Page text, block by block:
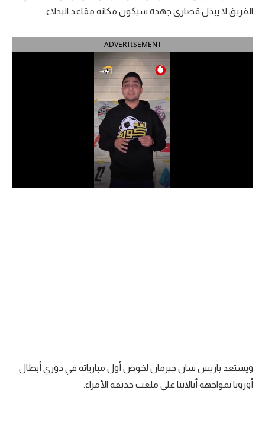
الدوري الإسباني
الدوري السعودي للمحترفين
سعودي في الجول
الدوري الإنجليزي
الفريق لا يبذل قصارى جهده سيكون مكانه مقاعد البدلاء.
ADVERTISEMENT
ويستعد باريس سان جيرمان لخوض أول مبارياته في دوري أبطال
أوروبا بمواجهة أتالانتا على ملعب حديقة الأمراء.